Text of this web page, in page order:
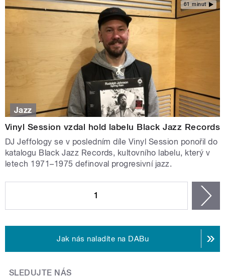
61 minut
Jazz
Vinyl Session vzdal hold labelu Black Jazz Records
DJ Jeffology se v posledním díle Vinyl Session ponořil do
katalogu Black Jazz Records, kultovního labelu, který v
letech 1971–1975 definoval progresivní jazz.
1
Jak nás naladíte na DABu
SLEDUJTE NÁS